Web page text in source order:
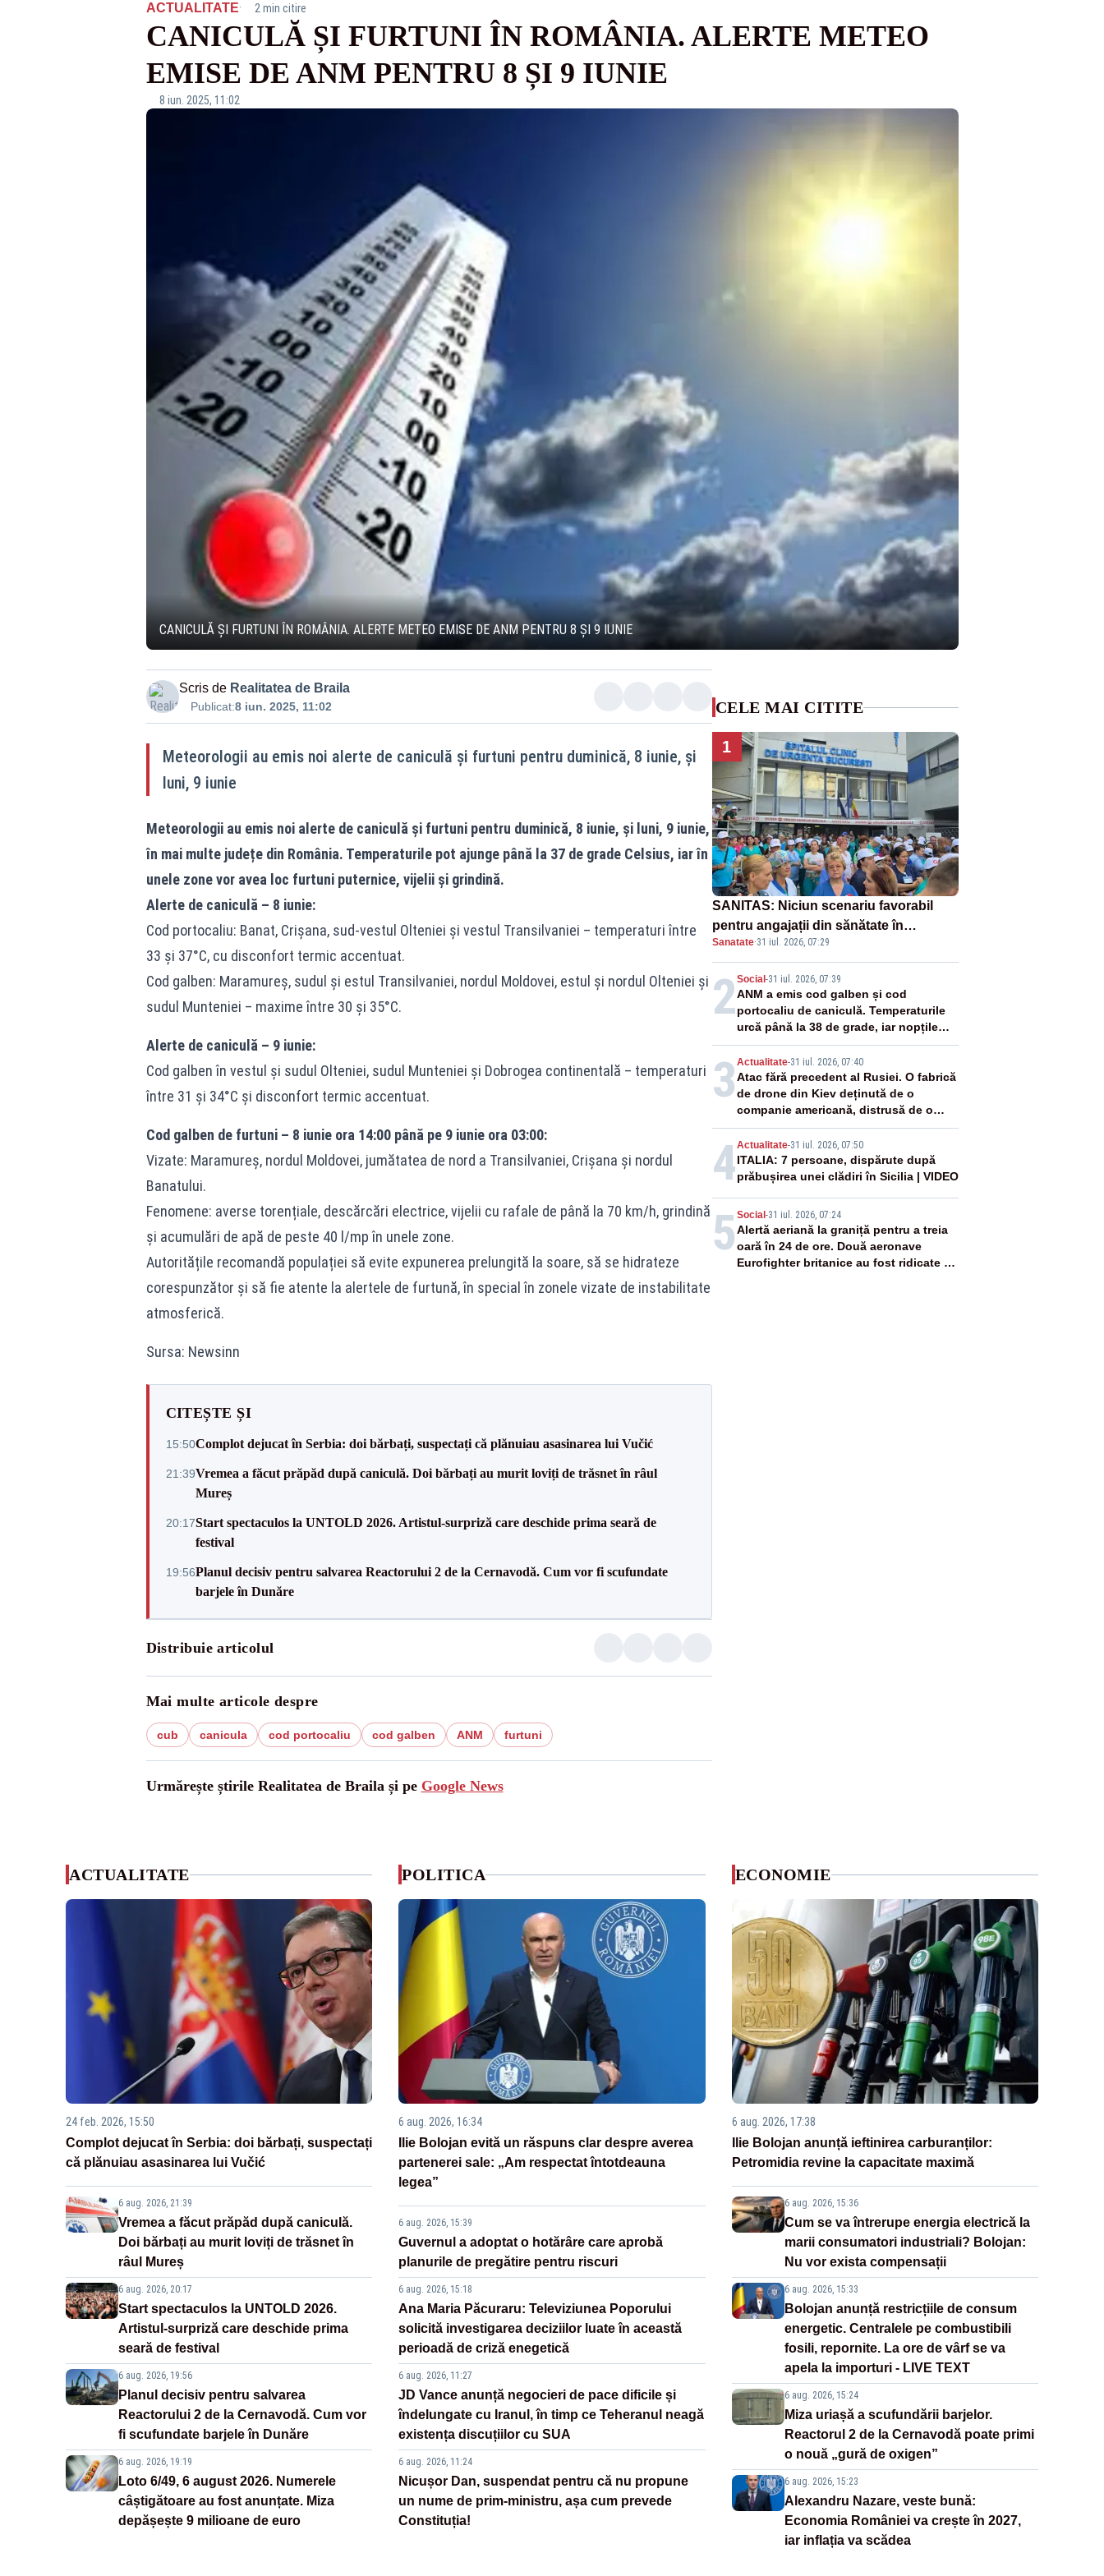
ACTUALITATE· 2 min citire
CANICULĂ ȘI FURTUNI ÎN ROMÂNIA. ALERTE METEO
EMISE DE ANM PENTRU 8 ȘI 9 IUNIE
8 iun. 2025, 11:02
CANICULĂ ȘI FURTUNI ÎN ROMÂNIA. ALERTE METEO EMISE DE ANM PENTRU 8 ȘI 9 IUNIE
Scris de Realitatea de Braila
Publicat:8 iun. 2025, 11:02
Meteorologii au emis noi alerte de caniculă și furtuni pentru duminică, 8 iunie, și
luni, 9 iunie
Meteorologii au emis noi alerte de caniculă și furtuni pentru duminică, 8 iunie, și luni, 9 iunie,
în mai multe județe din România. Temperaturile pot ajunge până la 37 de grade Celsius, iar în
unele zone vor avea loc furtuni puternice, vijelii și grindină.
Alerte de caniculă – 8 iunie:
Cod portocaliu: Banat, Crișana, sud-vestul Olteniei și vestul Transilvaniei – temperaturi între
33 și 37°C, cu disconfort termic accentuat.
Cod galben: Maramureș, sudul și estul Transilvaniei, nordul Moldovei, estul și nordul Olteniei și
sudul Munteniei – maxime între 30 și 35°C.
Alerte de caniculă – 9 iunie:
Cod galben în vestul și sudul Olteniei, sudul Munteniei și Dobrogea continentală – temperaturi
între 31 și 34°C și disconfort termic accentuat.
Cod galben de furtuni – 8 iunie ora 14:00 până pe 9 iunie ora 03:00:
Vizate: Maramureș, nordul Moldovei, jumătatea de nord a Transilvaniei, Crișana și nordul
Banatului.
Fenomene: averse torențiale, descărcări electrice, vijelii cu rafale de până la 70 km/h, grindină
și acumulări de apă de peste 40 l/mp în unele zone.
Autoritățile recomandă populației să evite expunerea prelungită la soare, să se hidrateze
corespunzător și să fie atente la alertele de furtună, în special în zonele vizate de instabilitate
atmosferică.
Sursa: Newsinn
CITEȘTE ȘI
15:50Complot dejucat în Serbia: doi bărbați, suspectați că plănuiau asasinarea lui Vučić
21:39Vremea a făcut prăpăd după caniculă. Doi bărbați au murit loviți de trăsnet în râul
Mureș
20:17Start spectaculos la UNTOLD 2026. Artistul-surpriză care deschide prima seară de
festival
19:56Planul decisiv pentru salvarea Reactorului 2 de la Cernavodă. Cum vor fi scufundate
barjele în Dunăre
Distribuie articolul
Mai multe articole despre
cub canicula cod portocaliu cod galben ANM furtuni
Urmărește știrile Realitatea de Braila și pe Google News
CELE MAI CITITE
1
SANITAS: Niciun scenariu favorabil
pentru angajații din sănătate în
proiectul Legii salarizării
Sanatate·31 iul. 2026, 07:29
2Social -31 iul. 2026, 07:39
ANM a emis cod galben și cod
portocaliu de caniculă. Temperaturile
urcă până la 38 de grade, iar nopțile
devin tropicale
3 Actualitate-31 iul. 2026, 07:40
Atac fără precedent al Rusiei. O fabrică
de drone din Kiev deținută de o
companie americană, distrusă de o
rachetă rusească
4Actualitate-31 iul. 2026, 07:50
ITALIA: 7 persoane, dispărute după
prăbușirea unei clădiri în Sicilia | VIDEO
5 Social -31 iul. 2026, 07:24
Alertă aeriană la graniță pentru a treia
oară în 24 de ore. Două aeronave
Eurofighter britanice au fost ridicate de
ACTUALITATE
24 feb. 2026, 15:50
Complot dejucat în Serbia: doi bărbați, suspectați
că plănuiau asasinarea lui Vučić
6 aug. 2026, 21:39
Vremea a făcut prăpăd după caniculă.
Doi bărbați au murit loviți de trăsnet în
râul Mureș
6 aug. 2026, 20:17
Start spectaculos la UNTOLD 2026.
Artistul-surpriză care deschide prima
seară de festival
6 aug. 2026, 19:56
Planul decisiv pentru salvarea
Reactorului 2 de la Cernavodă. Cum vor
fi scufundate barjele în Dunăre
6 aug. 2026, 19:19
Loto 6/49, 6 august 2026. Numerele
câștigătoare au fost anunțate. Miza
depășește 9 milioane de euro
POLITICA
6 aug. 2026, 16:34
Ilie Bolojan evită un răspuns clar despre averea
partenerei sale: „Am respectat întotdeauna
legea”
6 aug. 2026, 15:39
Guvernul a adoptat o hotărâre care aprobă
planurile de pregătire pentru riscuri
6 aug. 2026, 15:18
Ana Maria Păcuraru: Televiziunea Poporului
solicită investigarea deciziilor luate în această
perioadă de criză enegetică
6 aug. 2026, 11:27
JD Vance anunță negocieri de pace dificile și
îndelungate cu Iranul, în timp ce Teheranul neagă
existența discuțiilor cu SUA
6 aug. 2026, 11:24
Nicușor Dan, suspendat pentru că nu propune
un nume de prim-ministru, așa cum prevede
Constituția!
ECONOMIE
6 aug. 2026, 17:38
Ilie Bolojan anunță ieftinirea carburanților:
Petromidia revine la capacitate maximă
6 aug. 2026, 15:36
Cum se va întrerupe energia electrică la
marii consumatori industriali? Bolojan:
Nu vor exista compensații
6 aug. 2026, 15:33
Bolojan anunță restricțiile de consum
energetic. Centralele pe combustibili
fosili, repornite. La ore de vârf se va
apela la importuri - LIVE TEXT
6 aug. 2026, 15:24
Miza uriașă a scufundării barjelor.
Reactorul 2 de la Cernavodă poate primi
o nouă „gură de oxigen”
6 aug. 2026, 15:23
Alexandru Nazare, veste bună:
Economia României va crește în 2027,
iar inflația va scădea